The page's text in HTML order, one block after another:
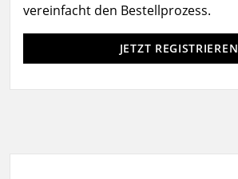
vereinfacht den Bestellprozess.
JETZT REGISTRIEREN